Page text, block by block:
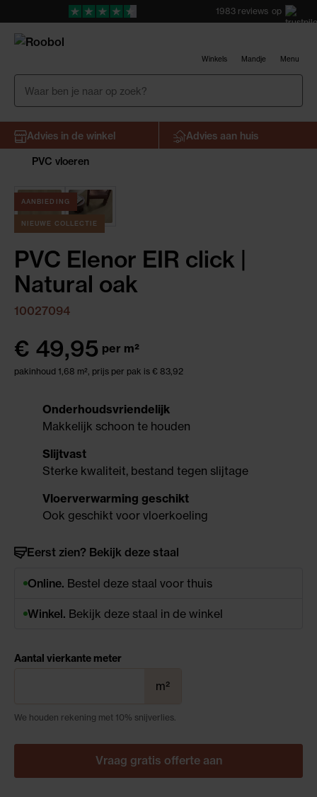
1983 reviews op
Winkels Mandje Menu
Advies in de winkel
Advies aan huis
PVC vloeren
AANBIEDING
NIEUWE COLLECTIE
PVC Elenor EIR click |
Natural oak
10027094
€ 49,95 per m²
pakinhoud 1,68 m², prijs per pak is € 83,92
Onderhoudsvriendelijk
Makkelijk schoon te houden
Slijtvast
Sterke kwaliteit, bestand tegen slijtage
Vloerverwarming geschikt
Ook geschikt voor vloerkoeling
Eerst zien? Bekijk deze staal
Online. Bestel deze staal voor thuis
Winkel. Bekijk deze staal in de winkel
Aantal vierkante meter
m²
We houden rekening met 10% snijverlies.
Vraag gratis offerte aan